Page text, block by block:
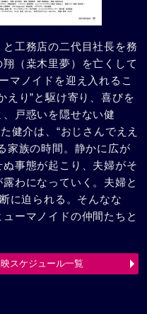
工務店の二代目社長を務
（桒木里夢）を亡くして
マノイドを迎え入れるこ
えり”と駆け寄り、喜びを
戸惑いを隠せない健
健介は、“おじさんでええ
家族の時間。静かに広が
事態が起こり、夫婦がそ
わになっていく。夫婦と
に迫られる。そんなな
ーマノイドの仲間たちと
スケジュール一覧